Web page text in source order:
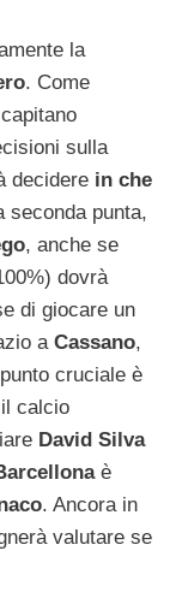
la
. Come
sulla
decidere in che
seconda punta,
, anche se
dovrà
di giocare un
a Cassano,
cruciale è
calcio
David Silva
è
. Ancora in
valutare se